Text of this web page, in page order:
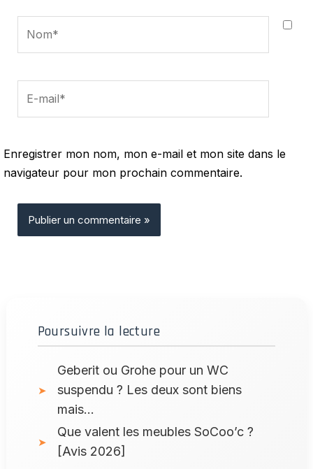
Enregistrer mon nom, mon e-mail et mon site dans le
navigateur pour mon prochain commentaire.
Poursuivre la lecture
Geberit ou Grohe pour un WC
suspendu ? Les deux sont biens
mais…
Que valent les meubles SoCoo’c ?
[Avis 2026]